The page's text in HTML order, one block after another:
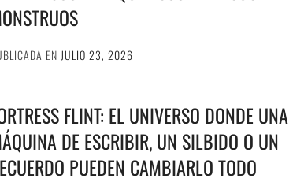
EN JULIO 23, 2026
FLINT: EL UNIVERSO DONDE UNA
DE ESCRIBIR, UN SILBIDO O UN
PUEDEN CAMBIARLO TODO